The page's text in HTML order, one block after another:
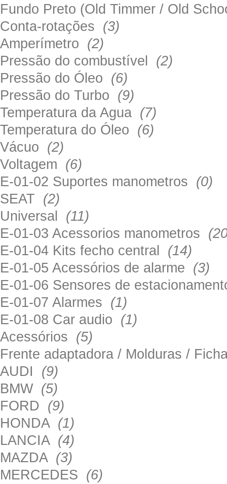
Fundo Preto (Old Timmer / Old
Conta-rotações (3)
Amperímetro (2)
Pressão do combustível (2)
Pressão do Óleo (6)
Pressão do Turbo (9)
Temperatura da Agua (7)
Temperatura do Óleo (6)
Vácuo (2)
Voltagem (6)
E-01-02 Suportes manometros (0)
SEAT (2)
Universal (11)
E-01-03 Acessorios manometros
E-01-04 Kits fecho central (14)
E-01-05 Acessórios de alarme (3)
E-01-06 Sensores de
E-01-07 Alarmes (1)
E-01-08 Car audio (1)
Acessórios (5)
Frente adaptadora / Molduras /
AUDI (9)
BMW (5)
FORD (9)
HONDA (1)
LANCIA (4)
MAZDA (3)
MERCEDES (6)